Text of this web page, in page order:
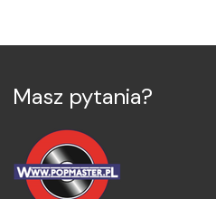
Masz pytania?